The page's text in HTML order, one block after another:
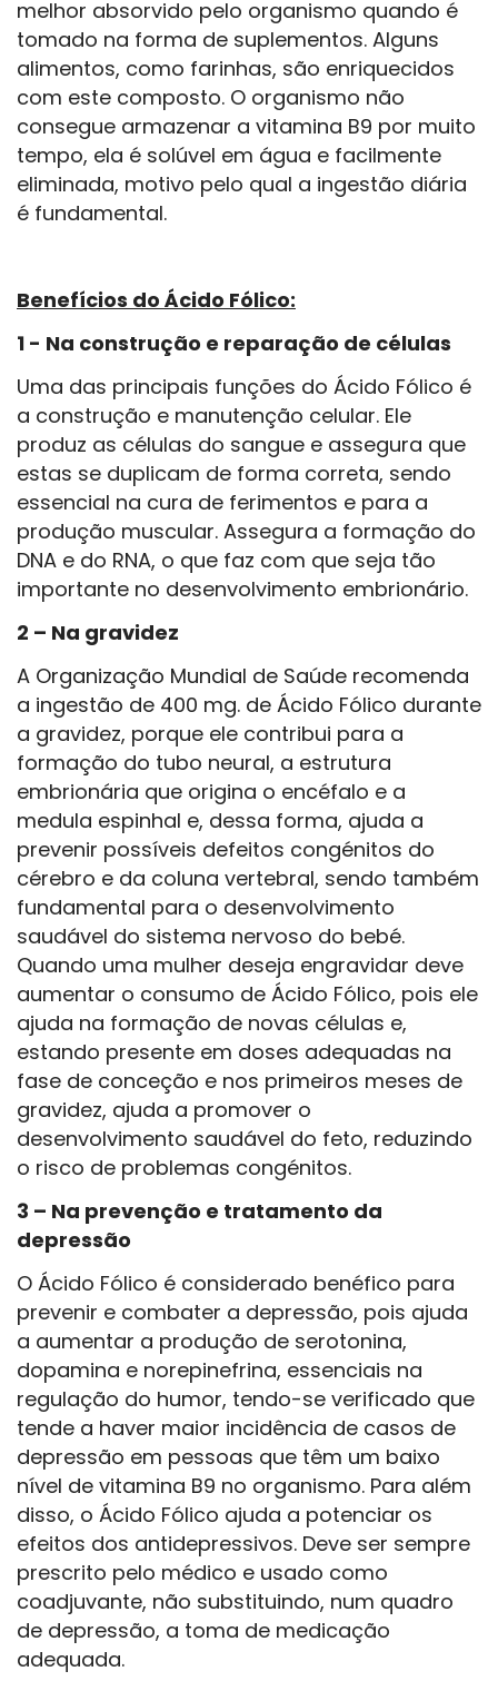
melhor absorvido pelo organismo quando é
tomado na forma de suplementos. Alguns
alimentos, como farinhas, são enriquecidos
com este composto. O organismo não
consegue armazenar a vitamina B9 por muito
tempo, ela é solúvel em água e facilmente
eliminada, motivo pelo qual a ingestão diária
é fundamental.
Benefícios do Ácido Fólico:
1 - Na construção e reparação de células
Uma das principais funções do Ácido Fólico é
a construção e manutenção celular. Ele
produz as células do sangue e assegura que
estas se duplicam de forma correta, sendo
essencial na cura de ferimentos e para a
produção muscular. Assegura a formação do
DNA e do RNA, o que faz com que seja tão
importante no desenvolvimento embrionário.
2 – Na gravidez
A Organização Mundial de Saúde recomenda
a ingestão de 400 mg. de Ácido Fólico durante
a gravidez, porque ele contribui para a
formação do tubo neural, a estrutura
embrionária que origina o encéfalo e a
medula espinhal e, dessa forma, ajuda a
prevenir possíveis defeitos congénitos do
cérebro e da coluna vertebral, sendo também
fundamental para o desenvolvimento
saudável do sistema nervoso do bebé.
Quando uma mulher deseja engravidar deve
aumentar o consumo de Ácido Fólico, pois ele
ajuda na formação de novas células e,
estando presente em doses adequadas na
fase de conceção e nos primeiros meses de
gravidez, ajuda a promover o
desenvolvimento saudável do feto, reduzindo
o risco de problemas congénitos.
3 – Na prevenção e tratamento da
depressão
O Ácido Fólico é considerado benéfico para
prevenir e combater a depressão, pois ajuda
a aumentar a produção de serotonina,
dopamina e norepinefrina, essenciais na
regulação do humor, tendo-se verificado que
tende a haver maior incidência de casos de
depressão em pessoas que têm um baixo
nível de vitamina B9 no organismo. Para além
disso, o Ácido Fólico ajuda a potenciar os
efeitos dos antidepressivos. Deve ser sempre
prescrito pelo médico e usado como
coadjuvante, não substituindo, num quadro
de depressão, a toma de medicação
adequada.